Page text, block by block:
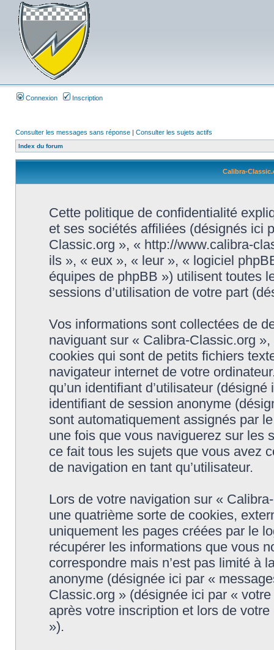
Connexion Inscription
Consulter les messages sans réponse | Consulter les sujets actifs
Index du forum
Calibra-
Cette politique de confidentialité
et ses sociétés affiliées (désignés ici
Classic.org », « http://www.calibra-
ils », « eux », « leur », « logiciel
équipes de phpBB ») utilisent toutes
sessions d’utilisation de votre part
Vos informations sont collectées de
naviguant sur « Calibra-Classic.org
cookies qui sont de petits fichiers
navigateur internet de votre
qu’un identifiant d’utilisateur
identifiant de session anonyme
sont automatiquement assignés par
une fois que vous naviguerez sur les
ce fait tous les sujets que vous avez
de navigation en tant qu’utilisateur.
Lors de votre navigation sur «
une quatrième sorte de cookies,
uniquement les pages créées par le
récupérer les informations que vous
correspondre mais n’est pas limité à
anonyme (désignée ici par «
Classic.org » (désignée ici par «
après votre inscription et lors de
»).